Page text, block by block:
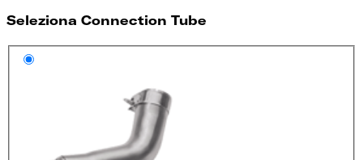
Seleziona Connection Tube